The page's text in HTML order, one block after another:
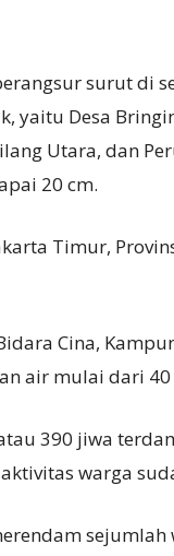
surut di
yaitu Desa
Utara, dan
20 cm.
Timur,
Cina,
air mulai dari 40
390 jiwa
warga